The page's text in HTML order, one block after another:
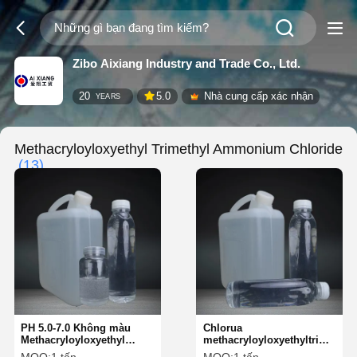
Zibo Aixiang Industry and Trade Co., Ltd.
20 YEARS 5.0 Nhà cung cấp xác nhận
Methacryloyloxyethyl Trimethyl Ammonium Chloride
(13)
PH 5.0-7.0 Không màu
Methacryloyloxyethyl
Trimethyl Ammonium
Chlorua
chất lỏng không màu có